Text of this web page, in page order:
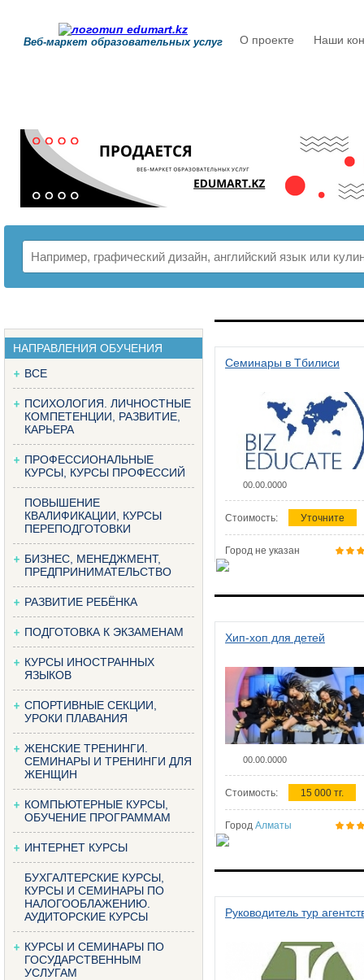
Веб-маркет образовательных услуг О проекте Наши
НАПРАВЛЕНИЯ ОБУЧЕНИЯ
ВСЕ
ПСИХОЛОГИЯ. ЛИЧНОСТНЫЕ
КОМПЕТЕНЦИИ, РАЗВИТИЕ,
КАРЬЕРА
ПРОФЕССИОНАЛЬНЫЕ
КУРСЫ, КУРСЫ ПРОФЕССИЙ
ПОВЫШЕНИЕ
КВАЛИФИКАЦИИ, КУРСЫ
ПЕРЕПОДГОТОВКИ
БИЗНЕС, МЕНЕДЖМЕНТ,
ПРЕДПРИНИМАТЕЛЬСТВО
РАЗВИТИЕ РЕБЁНКА
ПОДГОТОВКА К ЭКЗАМЕНАМ
КУРСЫ ИНОСТРАННЫХ
ЯЗЫКОВ
СПОРТИВНЫЕ СЕКЦИИ,
УРОКИ ПЛАВАНИЯ
ЖЕНСКИЕ ТРЕНИНГИ.
СЕМИНАРЫ И ТРЕНИНГИ ДЛЯ
ЖЕНЩИН
КОМПЬЮТЕРНЫЕ КУРСЫ,
ОБУЧЕНИЕ ПРОГРАММАМ
ИНТЕРНЕТ КУРСЫ
БУХГАЛТЕРСКИЕ КУРСЫ,
КУРСЫ И СЕМИНАРЫ ПО
НАЛОГООБЛАЖЕНИЮ.
АУДИТОРСКИЕ КУРСЫ
КУРСЫ И СЕМИНАРЫ ПО
ГОСУДАРСТВЕННЫМ
УСЛУГАМ
Семинары в Тбилиси
00.00.0000
Стоимость: Уточните
Город не указан
Хип-хоп для детей
00.00.0000
Стоимость: 15 000 тг.
Город Алматы
Руководитель тур